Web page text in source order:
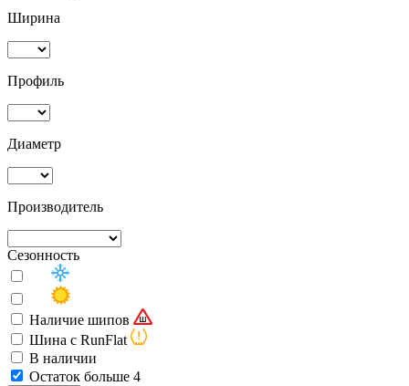
Ширина
Профиль
Диаметр
Производитель
Сезонность
Наличие шипов
Шина с RunFlat
В наличии
Остаток больше 4